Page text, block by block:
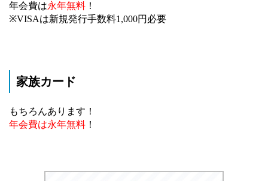
年会費は永年無料 ！
※VISAは新規発行手数料1,000円必要
家族カード
もちろんあります！
年会費は永年無料 ！